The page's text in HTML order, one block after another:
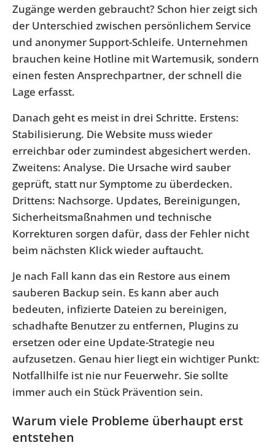
Zugänge werden gebraucht? Schon hier zeigt sich
der Unterschied zwischen persönlichem Service
und anonymer Support-Schleife. Unternehmen
brauchen keine Hotline mit Wartemusik, sondern
einen festen Ansprechpartner, der schnell die
Lage erfasst.
Danach geht es meist in drei Schritte. Erstens:
Stabilisierung. Die Website muss wieder
erreichbar oder zumindest abgesichert werden.
Zweitens: Analyse. Die Ursache wird sauber
geprüft, statt nur Symptome zu überdecken.
Drittens: Nachsorge. Updates, Bereinigungen,
Sicherheitsmaßnahmen und technische
Korrekturen sorgen dafür, dass der Fehler nicht
beim nächsten Klick wieder auftaucht.
Je nach Fall kann das ein Restore aus einem
sauberen Backup sein. Es kann aber auch
bedeuten, infizierte Dateien zu bereinigen,
schadhafte Benutzer zu entfernen, Plugins zu
ersetzen oder eine Update-Strategie neu
aufzusetzen. Genau hier liegt ein wichtiger Punkt:
Notfallhilfe ist nie nur Feuerwehr. Sie sollte
immer auch ein Stück Prävention sein.
Warum viele Probleme überhaupt erst
entstehen